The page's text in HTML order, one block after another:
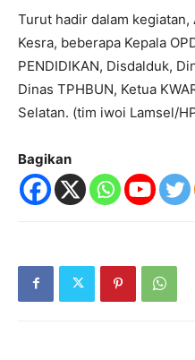
Turut hadir dalam
Kesra, beberapa Kepala
PENDIDIKAN, Disdalduk,
Dinas TPHBUN, Ketua
Selatan. (tim iwoi Lamsel/
Bagikan